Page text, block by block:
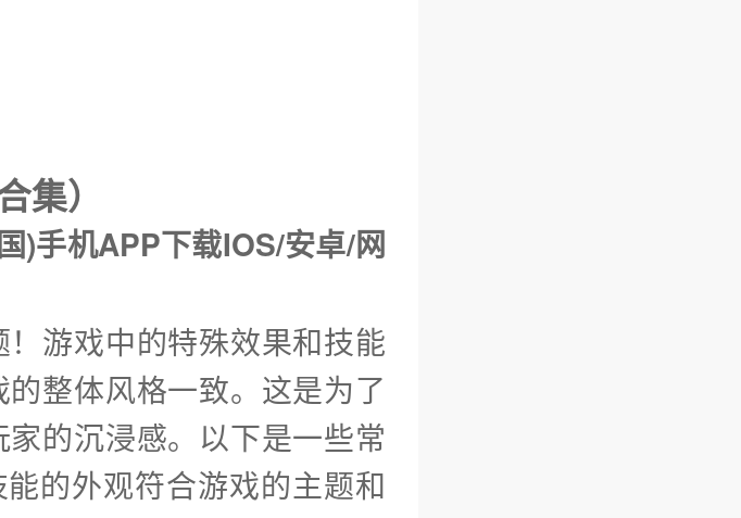
集）
)手机APP下载IOS/安卓/网
游戏中的特殊效果和技能
整体风格一致。这是为了
的沉浸感。以下是一些常
的外观符合游戏的主题和